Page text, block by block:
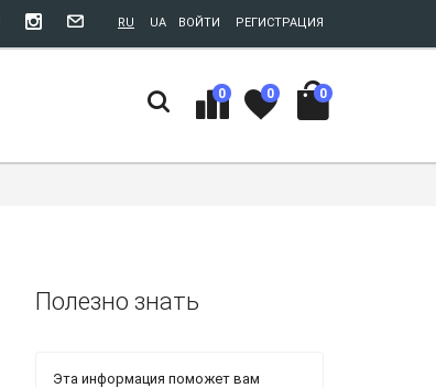
ВОЙТИ РЕГИСТРАЦИЯ
RU UA
0 0 0
Полезно знать
Эта информация поможет вам